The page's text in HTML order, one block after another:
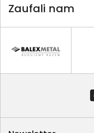
Zaufali nam